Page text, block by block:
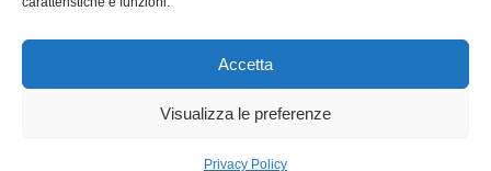
Accetta
Visualizza le preferenze
Privacy Policy
related graphics contained on the website for any purpose. Any
|Contact|Privacy and Cookie Policy